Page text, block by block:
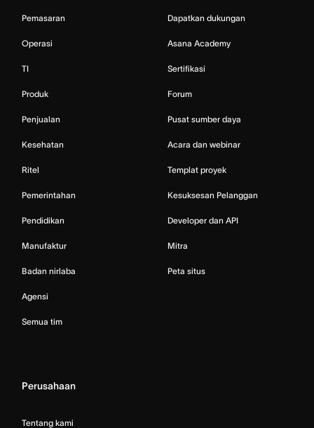
Pemasaran
Operasi
TI
Produk
Penjualan
Kesehatan
Ritel
Pemerintahan
Pendidikan
Manufaktur
Badan nirlaba
Agensi
Semua tim
Dapatkan dukungan
Asana Academy
Sertifikasi
Forum
Pusat sumber daya
Acara dan webinar
Templat proyek
Kesuksesan Pelanggan
Developer dan API
Mitra
Peta situs
Perusahaan
Tentang kami